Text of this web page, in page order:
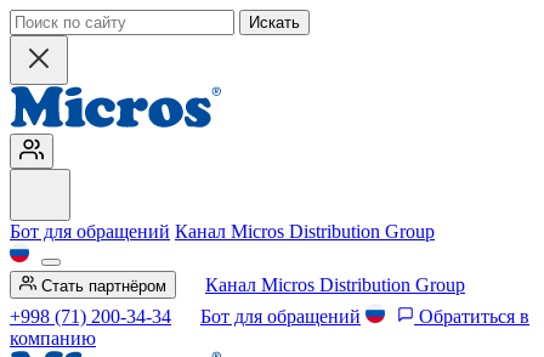
Искать
Бот для обращений Канал Micros Distribution Group
Стать партнёром
Канал Micros Distribution Group
+998 (71) 200-34-34
Бот для обращений
Обратиться в
компанию